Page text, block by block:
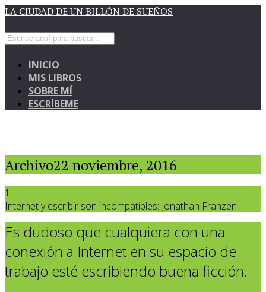
LA CIUDAD DE UN BILLÓN DE SUEÑOS
INICIO
MIS LIBROS
SOBRE MÍ
ESCRÍBEME
Archivo22 noviembre, 2016
1
Internet y escribir son incompatibles: Jonathan Franzen
Es dudoso que cualquiera con una
conexión a Internet en su espacio de
trabajo esté escribiendo buena ficción.